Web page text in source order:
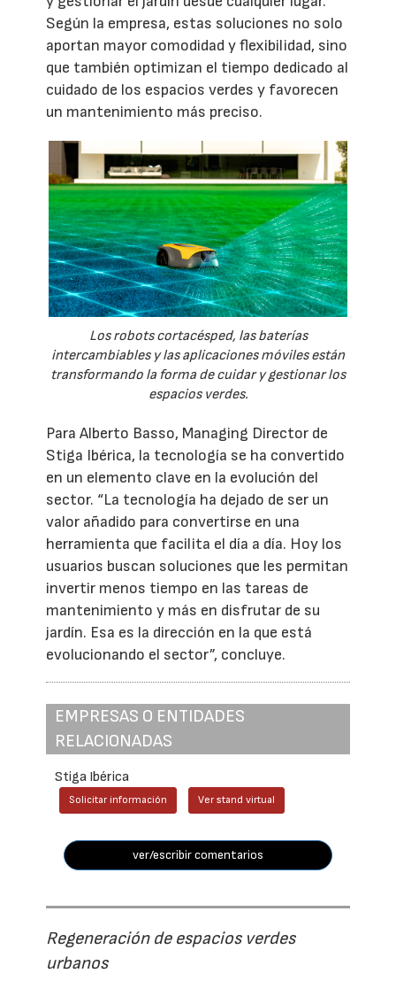
Según la empresa, estas soluciones no solo
aportan mayor comodidad y flexibilidad, sino
que también optimizan el tiempo dedicado al
cuidado de los espacios verdes y favorecen
un mantenimiento más preciso.
Los robots cortacésped, las baterías
intercambiables y las aplicaciones móviles están
transformando la forma de cuidar y gestionar los
espacios verdes.
Para Alberto Basso, Managing Director de
Stiga Ibérica, la tecnología se ha convertido
en un elemento clave en la evolución del
sector. “La tecnología ha dejado de ser un
valor añadido para convertirse en una
herramienta que facilita el día a día. Hoy los
usuarios buscan soluciones que les permitan
invertir menos tiempo en las tareas de
mantenimiento y más en disfrutar de su
jardín. Esa es la dirección en la que está
evolucionando el sector”, concluye.
EMPRESAS O ENTIDADES
RELACIONADAS
Stiga Ibérica
Solicitar información Ver stand virtual
ver/escribir comentarios
Regeneración de espacios verdes
urbanos